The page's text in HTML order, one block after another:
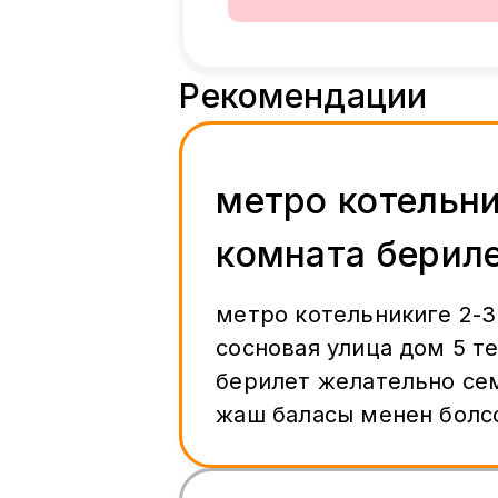
Рекомендации
метро
комната
минут от метро
метро котельникиге 2-
сосновая улица дом 5
берилет желательно
жаш баласы менен